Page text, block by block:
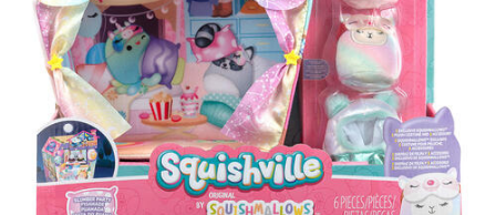
手工藝,文具,蠟筆,泥膠,畫板
娃娃, 芭比,收藏公仔
電子玩具
Play-Doh培樂多
Pokemon寶可夢
playpop
12~14歳
14歳以上